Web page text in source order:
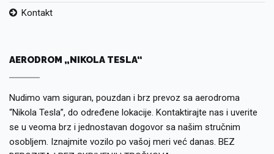
Kontakt
AERODROM „NIKOLA TESLA“
Nudimo vam siguran, pouzdan i brz prevoz sa aerodroma
“Nikola Tesla”, do određene lokacije. Kontaktirajte nas i uverite
se u veoma brz i jednostavan dogovor sa našim stručnim
osobljem. Iznajmite vozilo po vašoj meri već danas. BEZ